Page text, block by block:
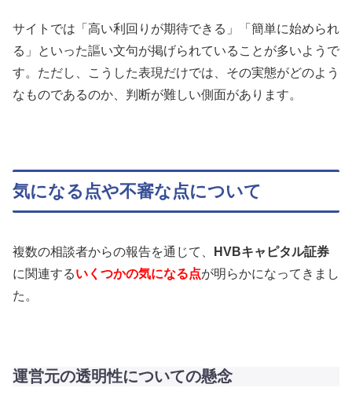
サイトでは「高い利回りが期待できる」「簡単に始められ
る」といった謳い文句が掲げられていることが多いようで
す。ただし、こうした表現だけでは、その実態がどのよう
なものであるのか、判断が難しい側面があります。
気になる点や不審な点について
複数の相談者からの報告を通じて、
HVBキャピタル証券
に関連するいくつかの気になる点が明らかになってきまし
た。
運営元の透明性についての懸念